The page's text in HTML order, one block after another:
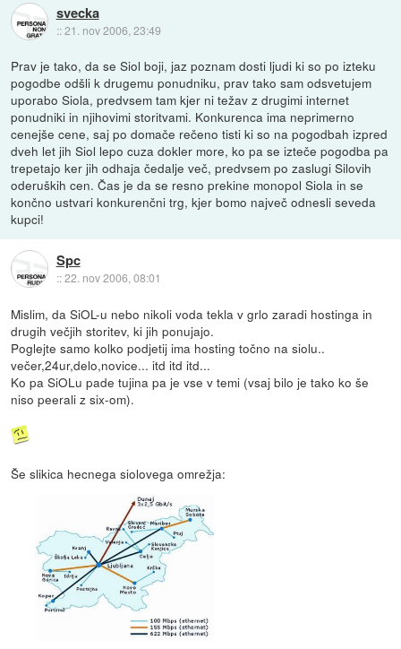
svecka
::21. nov 2006, 23:49
Prav je tako, da se Siol boji, jaz poznam dosti ljudi ki so po izteku
pogodbe odšli k drugemu ponudniku, prav tako sam odsvetujem
uporabo Siola, predvsem tam kjer ni težav z drugimi internet
ponudniki in njihovimi storitvami. Konkurenca ima neprimerno
cenejše cene, saj po domače rečeno tisti ki so na pogodbah izpred
dveh let jih Siol lepo cuza dokler more, ko pa se izteče pogodba pa
trepetajo ker jih odhaja čedalje več, predvsem po zaslugi Silovih
oderuških cen. Čas je da se resno prekine monopol Siola in se
končno ustvari konkurenčni trg, kjer bomo največ odnesli seveda
kupci!
Spc
::22. nov 2006, 08:01
Mislim, da SiOL-u nebo nikoli voda tekla v grlo zaradi hostinga in
drugih večjih storitev, ki jih ponujajo.
Poglejte samo kolko podjetij ima hosting točno na siolu..
večer,24ur,delo,novice... itd itd itd...
Ko pa SiOLu pade tujina pa je vse v temi (vsaj bilo je tako ko še
niso peerali z six-om).
Še slikica hecnega siolovega omrežja: